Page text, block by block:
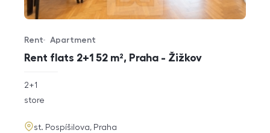
Rent flats 2+1 52 m², Praha - Žižkov
Offer type
Rent
Property type
Apartment
rozměry
2+1
funkce
store
adresa
st. Pospíšilova, Praha